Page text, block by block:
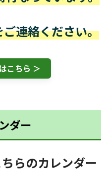
連絡ください。
こちら ＞
ダー
らのカレンダー